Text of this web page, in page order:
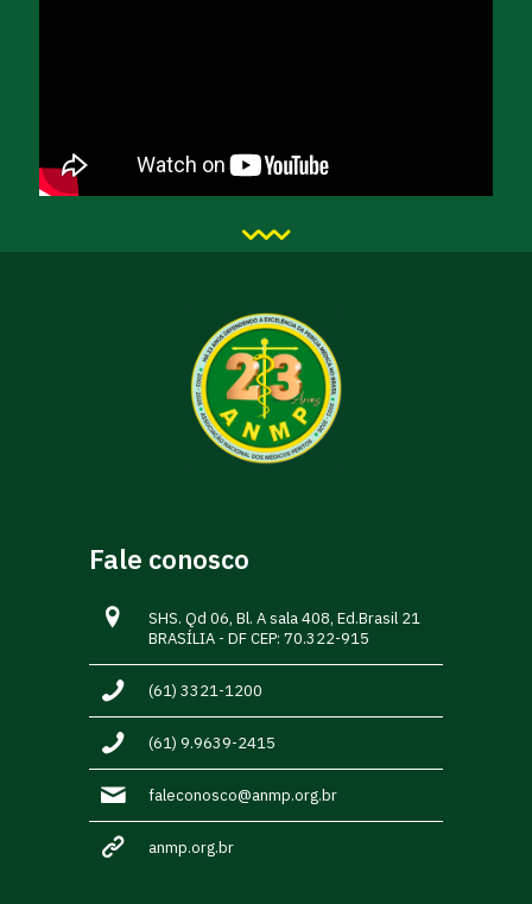
Fale conosco
SHS. Qd 06, Bl. A sala 408, Ed.Brasil 21
BRASÍLIA - DF CEP: 70.322-915
(61) 3321-1200
(61) 9.9639-2415
faleconosco@anmp.org.br
anmp.org.br